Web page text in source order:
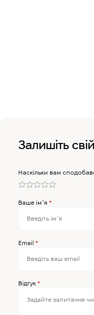
Залишіть
Наскільки вам
Ваше імʼя*
Email*
Відгук*